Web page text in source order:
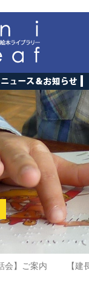
会】ご案内
【